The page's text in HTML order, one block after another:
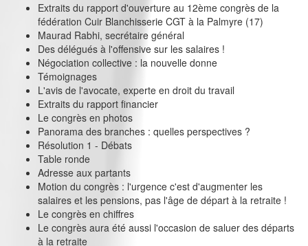
Extraits du rapport d'ouverture au 12ème congrès de la
fédération Cuir Blanchisserie CGT à la Palmyre (17)
Maurad Rabhi, secrétaire général
Des délégués à l'offensive sur les salaires !
Négociation collective : la nouvelle donne
Témoignages
L'avis de l'avocate, experte en droit du travail
Extraits du rapport financier
Le congrès en photos
Panorama des branches : quelles perspectives ?
Résolution 1 - Débats
Table ronde
Adresse aux partants
Motion du congrès : l'urgence c'est d'augmenter les
salaires et les pensions, pas l'âge de départ à la retraite !
Le congrès en chiffres
Le congrès aura été aussi l'occasion de saluer des départs
à la retraite